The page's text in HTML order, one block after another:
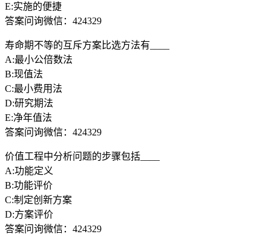
E:实施的便捷
答案问询微信：424329
寿命期不等的互斥方案比选方法有____
A:最小公倍数法
B:现值法
C:最小费用法
D:研究期法
E:净年值法
答案问询微信：424329
价值工程中分析问题的步骤包括____
A:功能定义
B:功能评价
C:制定创新方案
D:方案评价
答案问询微信：424329